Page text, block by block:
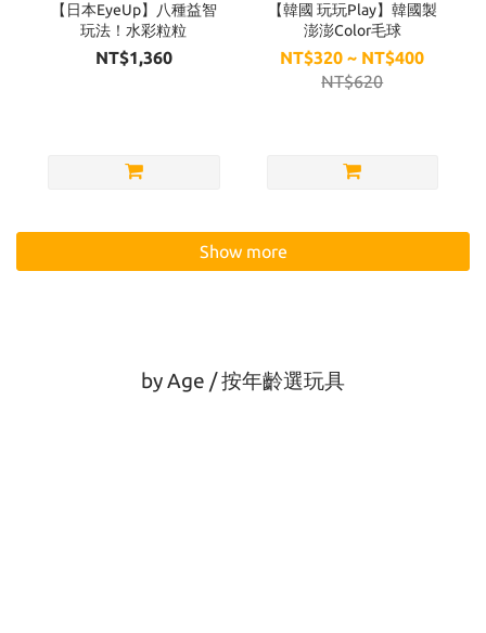
【日本EyeUp】八種益智
玩法！水彩粒粒
NT$1,360
【韓國 玩玩Play】韓國製
澎澎Color毛球
NT$320 ~ NT$400
NT$620
Show more
by Age / 按年齡選玩具